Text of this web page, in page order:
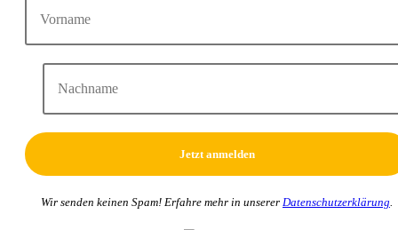
Wir senden keinen Spam! Erfahre mehr in unserer Datenschutzerklärung